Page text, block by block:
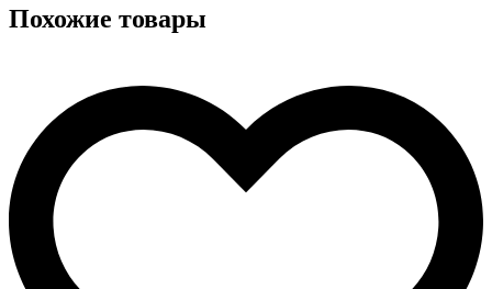
Похожие товары